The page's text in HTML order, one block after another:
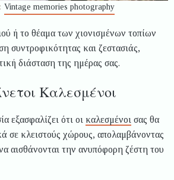
Vintage memories photography
ή το θέαμα των χιονισμένων τοπίων
συντροφικότητας και ζεστασιάς,
διάσταση της ημέρας σας.
Καλεσμένοι
εξασφαλίζει ότι οι καλεσμένοι σας θα
σε κλειστούς χώρους, απολαμβάνοντας
αισθάνονται την ανυπόφορη ζέστη του